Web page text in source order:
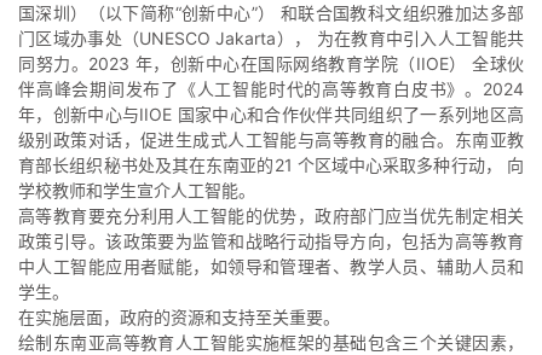
国深圳）（以下简称“创新中心”） 和联合国教科文组织雅加达多部
门区域办事处（UNESCO Jakarta）， 为在教育中引入人工智能共
同努力。2023 年，创新中心在国际网络教育学院（IIOE） 全球伙
伴高峰会期间发布了《人工智能时代的高等教育白皮书》。2024
年，创新中心与IIOE 国家中心和合作伙伴共同组织了一系列地区高
级别政策对话，促进生成式人工智能与高等教育的融合。东南亚教
育部长组织秘书处及其在东南亚的21 个区域中心采取多种行动， 向
学校教师和学生宣介人工智能。
高等教育要充分利用人工智能的优势，政府部门应当优先制定相关
政策引导。该政策要为监管和战略行动指导方向，包括为高等教育
中人工智能应用者赋能，如领导和管理者、教学人员、辅助人员和
学生。
在实施层面，政府的资源和支持至关重要。
绘制东南亚高等教育人工智能实施框架的基础包含三个关键因素，